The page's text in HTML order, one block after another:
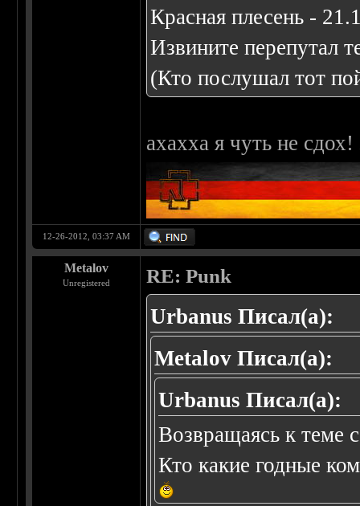
Красная плесень -
Извините перепутал
(Кто послушал тот
ахахха я чуть не
12-26-2012, 03:37 AM
Metalov
Unregistered RE: Punk
Urbanus Писал(а):
Metalov Писал(а):
Urbanus Писал(а):
Возвращаясь к теме
Кто какие годные